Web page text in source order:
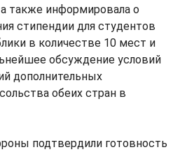
также информировала о
стипендии для студентов
в количестве 10 мест и
обсуждение условий
дополнительных
обеих стран в
подтвердили готовность